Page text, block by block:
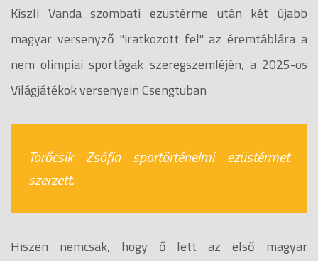
Kiszli Vanda szombati ezüstérme után két újabb
magyar versenyző "iratkozott fel" az éremtáblára a
nem olimpiai sportágak szeregszemléjén, a 2025-ös
Világjátékok versenyein Csengtuban
Törőcsik Zsófia sportörténelmi ezüstérmet
szerzett.
Hiszen nemcsak, hogy ő lett az első magyar